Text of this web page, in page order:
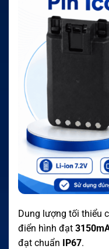
Dung lượng tối thiểu
điển hình đạt
đạt chuẩn IP67.